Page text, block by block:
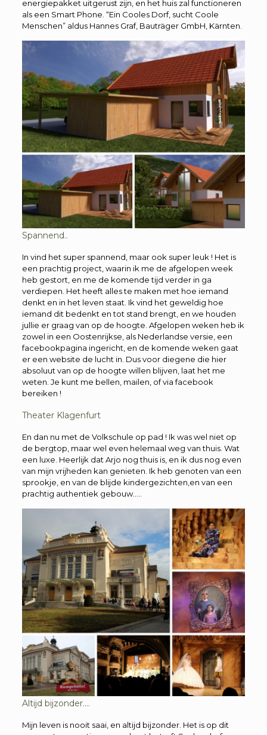
energiepakket uitgerust zijn, en het huis zal functioneren
als een Smart Phone. “Ein Cooles Dorf, sucht Coole
Menschen” aldus Hannes Graf, Bauträger GmbH, Kärnten.
Spannend..
In vind het super spannend, maar ook super leuk ! Het is
een prachtig project, waarin ik me de afgelopen week
heb gestort, en me de komende tijd verder in ga
verdiepen. Het heeft alles te maken met hoe iemand
denkt en in het leven staat. Ik vind het geweldig hoe
iemand dit bedenkt en tot stand brengt, en we houden
jullie er graag van op de hoogte. Afgelopen weken heb ik
zowel in een Oostenrijkse, als Nederlandse versie, een
facebookpagina ingericht, en de komende weken gaat
er een website de lucht in. Dus voor diegene die hier
absoluut van op de hoogte willen blijven, laat het me
weten. Je kunt me bellen, mailen, of via facebook
bereiken !
Theater Klagenfurt
En dan nu met de Volkschule op pad ! Ik was wel niet op
de bergtop, maar wel even helemaal weg van thuis. Wat
een luxe. Heerlijk dat Arjo nog thuis is, en ik dus nog even
van mijn vrijheden kan genieten. Ik heb genoten van een
sprookje, en van de blijde kindergezichten,en van een
prachtig authentiek gebouw…..
Altijd bijzonder….
Mijn leven is nooit saai, en altijd bijzonder. Het is op dit